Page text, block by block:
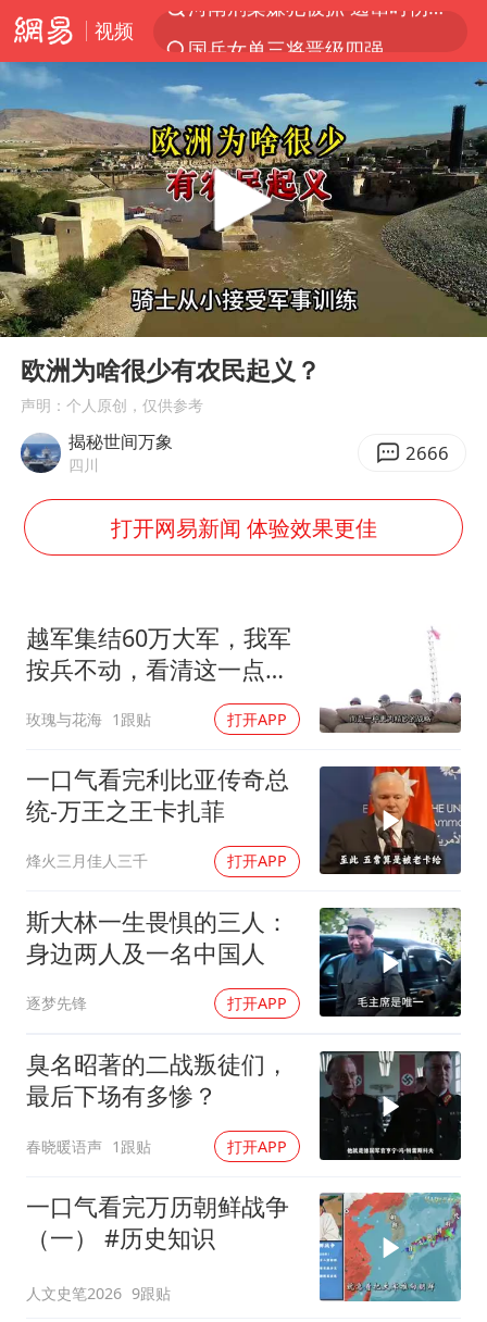
视频
陈思诚零点晒照为佟丽娅庆生
马克·艾伦退出斯诺克中国公开赛
郑丽文：台湾从来没有“独立”过
新疆优化调整景区内自驾服务费
情侣平潭拍日出坠崖1死1伤
全民健身事业高质量发展
几元成本的AI广告导致千万市值蒸发
茅台部分直营店飞天茅台提价
酒店回应车内过夜被收150元
酒店花洒现排泄物住客索赔遭拒
乐享全民健身 共筑健康中国
Play
00:00
欧洲为啥很少有农民起义？
声明：个人原创，仅供参考
揭秘世间万象
四川 2666
打开网易新闻 体验效果更佳
越军集结60万大军，我军
按兵不动，看清这一点便
玫瑰与花海 1跟贴 打开APP
一口气看完利比亚传奇总
统-万王之王卡扎菲
烽火三月佳人三千 打开APP
斯大林一生畏惧的三人：
身边两人及一名中国人
逐梦先锋 打开APP
臭名昭著的二战叛徒们，
最后下场有多惨？
春晓暖语声 1跟贴 打开APP
一口气看完万历朝鲜战争
（一） #历史知识
人文史笔2026 9跟贴